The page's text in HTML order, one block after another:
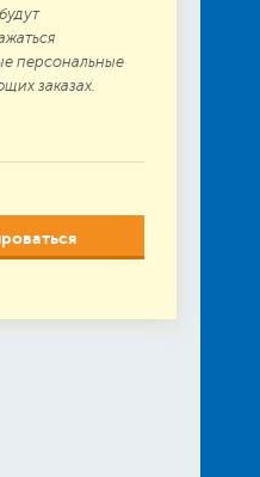
персональные
заказах.